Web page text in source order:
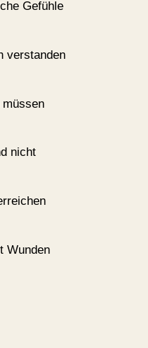
Gefühle
verstanden
nicht
Wunden